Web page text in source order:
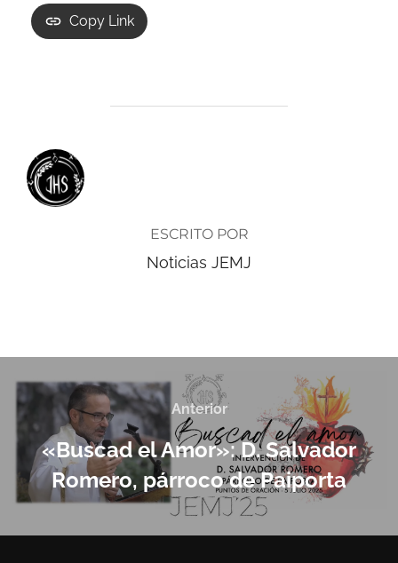
Copy Link
ESCRITO POR
Noticias JEMJ
Anterior
«Buscad el Amor»: D. Salvador
Romero, párroco de Paiporta